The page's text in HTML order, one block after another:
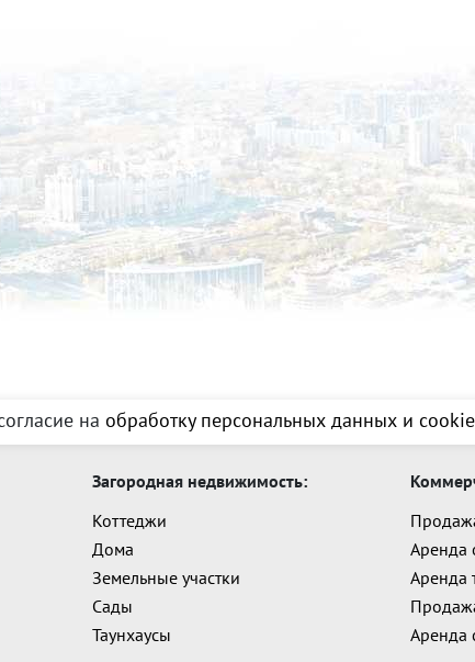
на обработку персональных данных и
Загородная недвижимость:
Коттеджи
Дома
Земельные участки
Сады
Таунхаусы
Аренда
Аренда
Аренда